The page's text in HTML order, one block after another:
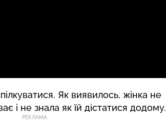
Як виявилось, жінка не
і не знала як їй дістатися додому.
РЕКЛАМА